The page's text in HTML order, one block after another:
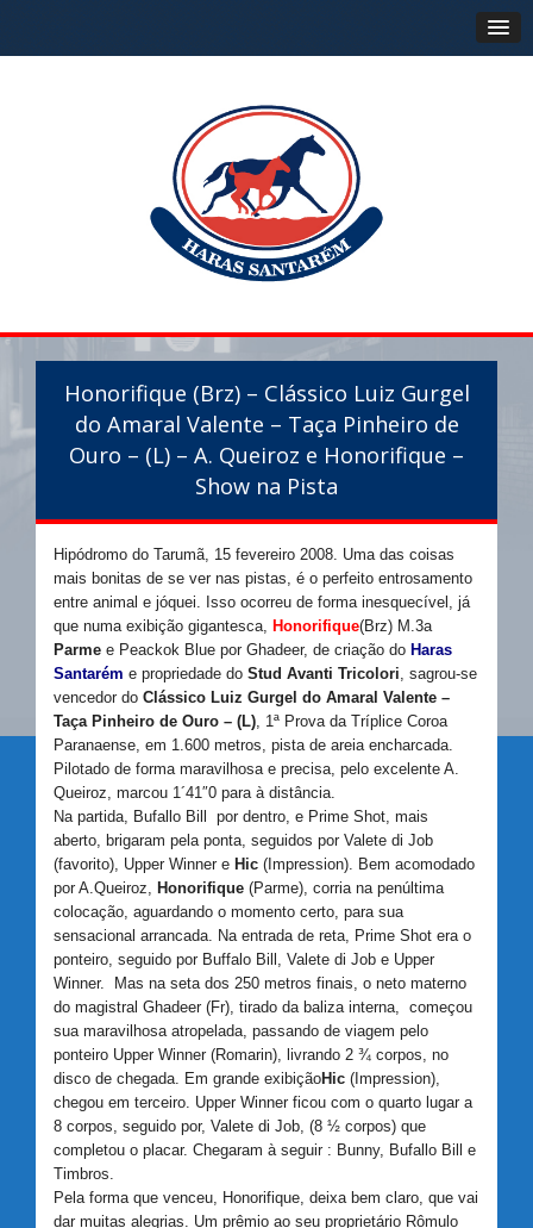
Honorifique (Brz) – Clássico Luiz Gurgel
do Amaral Valente – Taça Pinheiro de
Ouro – (L) – A. Queiroz e Honorifique –
Show na Pista
Hipódromo do Tarumã, 15 fevereiro 2008. Uma das coisas
mais bonitas de se ver nas pistas, é o perfeito entrosamento
entre animal e jóquei. Isso ocorreu de forma inesquecível, já
que numa exibição gigantesca,
Honorifique(Brz) M.3a
Parme e Peackok Blue por Ghadeer, de criação do Haras
Santarém e propriedade do Stud Avanti Tricolori , sagrou-se
vencedor do Clássico Luiz Gurgel do Amaral Valente –
Taça Pinheiro de Ouro – (L) , 1ª Prova da Tríplice Coroa
Paranaense, em 1.600 metros, pista de areia encharcada.
Pilotado de forma maravilhosa e precisa, pelo excelente A.
Queiroz, marcou 1´41″0 para à distância.
Na partida, Bufallo Bill por dentro, e Prime Shot, mais
aberto, brigaram pela ponta, seguidos por Valete di Job
(favorito), Upper Winner e Hic (Impression). Bem acomodado
por A.Queiroz,
Honorifique (Parme), corria na penúltima
colocação, aguardando o momento certo, para sua
sensacional arrancada. Na entrada de reta, Prime Shot era o
ponteiro, seguido por Buffalo Bill, Valete di Job e Upper
Winner. Mas na seta dos 250 metros finais, o neto materno
do magistral Ghadeer (Fr), tirado da baliza interna, começou
sua maravilhosa atropelada, passando de viagem pelo
ponteiro Upper Winner (Romarin), livrando 2 ¾ corpos, no
disco de chegada. Em grande exibiçãoHic (Impression),
chegou em terceiro. Upper Winner ficou com o quarto lugar a
8 corpos, seguido por, Valete di Job, (8 ½ corpos) que
completou o placar. Chegaram à seguir : Bunny, Bufallo Bill e
Timbros.
Pela forma que venceu, Honorifique, deixa bem claro, que vai
dar muitas alegrias. Um prêmio ao seu proprietário Rômulo